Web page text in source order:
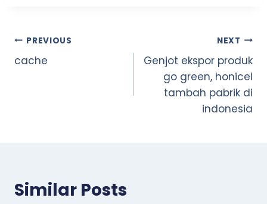
Post
navigation
PREVIOUS
cache
NEXT
Genjot ekspor produk
go green, honicel
tambah pabrik di
indonesia
Similar Posts